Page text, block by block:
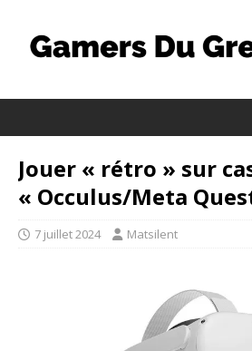
Jouer « rétro » sur
« Occulus/Meta
7 juillet 2024 Matsilent